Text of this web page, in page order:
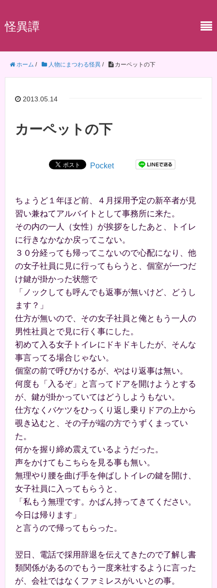
怪異譚
ホーム / 人物にまつわる怪異 / カーペットの下
2013.05.14
カーペットの下
Pocket
ちょうど１年ほど前、４月採用予定の新卒者が見
習い兼ねてアルバイトとして事務所に来た。
その内の一人（女性）が挨拶をしたあと、トイレ
に行きなかなか戻ってこない。
３０分経っても帰ってこないので心配になり、他
の女子社員に見に行ってもらうと、個室が一つだ
け鍵が掛かった状態で
「ノックしても呼んでも返事が無いけど、どうし
ます？」
仕方が無いので、その女子社員と俺ともう一人の
男性社員とで見に行く事にした。
初めて入る女子トイレにドキドキしたが、そんな
事言ってる場合じゃない。
個室の前で呼びかけるが、やはり返事は無い。
何度も「入るぞ」と言ってドアを開けようとする
が、鍵が掛かっていてはどうしようもない。
仕方なくバケツをひっくり返し乗りドアの上から
覗き込むと、その子が端の方でうずくまってい
た。
何かを握り締め震えているようだった。
声をかけてもこちらを見る事も無い。
無理やり腰を曲げ手を伸ばしトイレの鍵を開け、
女子社員に入ってもらうと、
「私もう無理です。かばん持ってきてください。
今日は帰ります」
と言うので帰ってもらった。
翌日、電話で採用辞退を伝えてきたので了解し書
類関係があるのでもう一度来社するように言った
が、会社ではなくファミレスがいいとの事。